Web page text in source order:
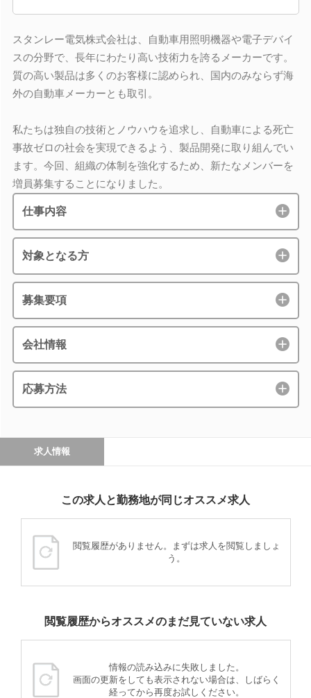
スタンレー電気株式会社は、自動車用照明機器や電子デバイ
スの分野で、長年にわたり高い技術力を誇るメーカーです。
質の高い製品は多くのお客様に認められ、国内のみならず海
外の自動車メーカーとも取引。
私たちは独自の技術とノウハウを追求し、自動車による死亡
事故ゼロの社会を実現できるよう、製品開発に取り組んでい
ます。今回、組織の体制を強化するため、新たなメンバーを
増員募集することになりました。
仕事内容
対象となる方
募集要項
会社情報
応募方法
求人情報
この求人と勤務地が同じオススメ求人
閲覧履歴がありません。まずは求人を閲覧しましょ
う。
閲覧履歴からオススメのまだ見ていない求人
情報の読み込みに失敗しました。
画面の更新をしても表示されない場合は、しばらく
経ってから再度お試しください。